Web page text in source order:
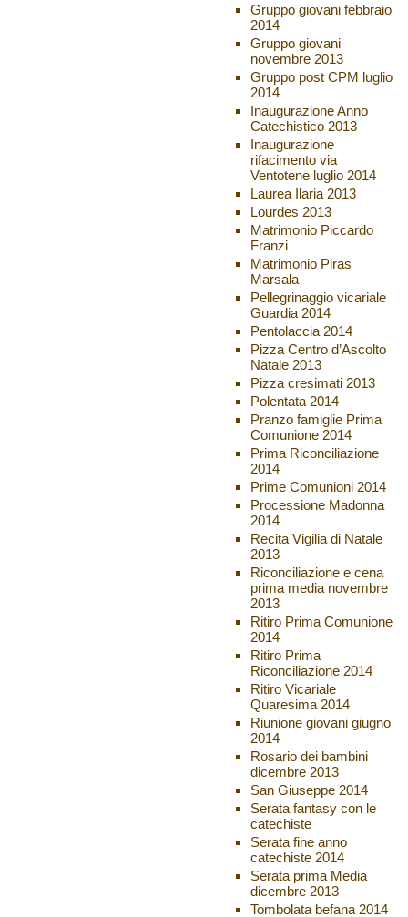
Gruppo giovani febbraio
2014
Gruppo giovani
novembre 2013
Gruppo post CPM luglio
2014
Inaugurazione Anno
Catechistico 2013
Inaugurazione
rifacimento via
Ventotene luglio 2014
Laurea Ilaria 2013
Lourdes 2013
Matrimonio Piccardo
Franzi
Matrimonio Piras
Marsala
Pellegrinaggio vicariale
Guardia 2014
Pentolaccia 2014
Pizza Centro d’Ascolto
Natale 2013
Pizza cresimati 2013
Polentata 2014
Pranzo famiglie Prima
Comunione 2014
Prima Riconciliazione
2014
Prime Comunioni 2014
Processione Madonna
2014
Recita Vigilia di Natale
2013
Riconciliazione e cena
prima media novembre
2013
Ritiro Prima Comunione
2014
Ritiro Prima
Riconciliazione 2014
Ritiro Vicariale
Quaresima 2014
Riunione giovani giugno
2014
Rosario dei bambini
dicembre 2013
San Giuseppe 2014
Serata fantasy con le
catechiste
Serata fine anno
catechiste 2014
Serata prima Media
dicembre 2013
Tombolata befana 2014